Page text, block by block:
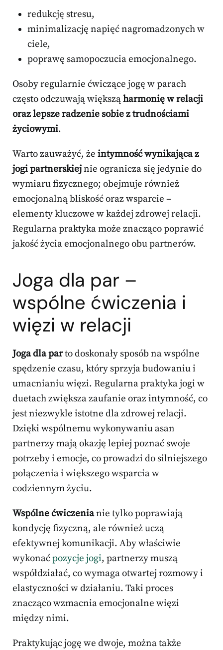
redukcję stresu,
minimalizację napięć nagromadzonych w
ciele,
poprawę samopoczucia emocjonalnego.
Osoby regularnie ćwiczące jogę w parach
często odczuwają większąharmonię w relacji
oraz lepsze radzenie sobie z trudnościami
życiowymi.
Warto zauważyć, że intymność wynikająca z
jogi partnerskiejnie ogranicza się jedynie do
wymiaru fizycznego; obejmuje również
emocjonalną bliskość oraz wsparcie –
elementy kluczowe w każdej zdrowej relacji.
Regularna praktyka może znacząco poprawić
jakość życia emocjonalnego obu partnerów.
Joga dla par –
wspólne ćwiczenia i
więzi w relacji
Joga dla parto doskonały sposób na wspólne
spędzenie czasu, który sprzyja budowaniu i
umacnianiu więzi. Regularna praktyka jogi w
duetach zwiększa zaufanie oraz intymność, co
jest niezwykle istotne dla zdrowej relacji.
Dzięki wspólnemu wykonywaniu asan
partnerzy mają okazję lepiej poznać swoje
potrzeby i emocje, co prowadzi do silniejszego
połączenia i większego wsparcia w
codziennym życiu.
Wspólne ćwiczenianie tylko poprawiają
kondycję fizyczną, ale również uczą
efektywnej komunikacji. Aby właściwie
wykonaćpozycje jogi, partnerzy muszą
współdziałać, co wymaga otwartej rozmowy i
elastyczności w działaniu. Taki proces
znacząco wzmacnia emocjonalne więzi
między nimi.
Praktykując jogę we dwoje, można także